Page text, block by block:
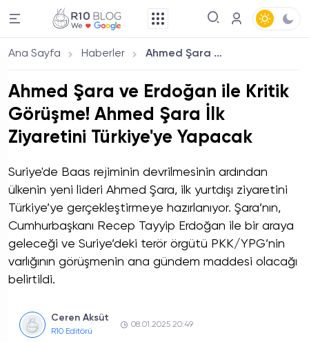
Ana Sayfa Haberler Ahmed Şara ve Erdoğan ile Kritik Görüşme! Ahmed Şara İlk Ziyaretini Türkiye'ye Yapacak
Ahmed Şara ve Erdoğan ile Kritik
Görüşme! Ahmed Şara İlk
Ziyaretini Türkiye'ye Yapacak
Suriye'de Baas rejiminin devrilmesinin ardından
ülkenin yeni lideri Ahmed Şara, ilk yurtdışı ziyaretini
Türkiye’ye gerçekleştirmeye hazırlanıyor. Şara’nın,
Cumhurbaşkanı Recep Tayyip Erdoğan ile bir araya
geleceği ve Suriye’deki terör örgütü PKK/YPG’nin
varlığının görüşmenin ana gündem maddesi olacağı
belirtildi.
Ceren Aksüt
R10 Editörü
08.01.2025 20:49